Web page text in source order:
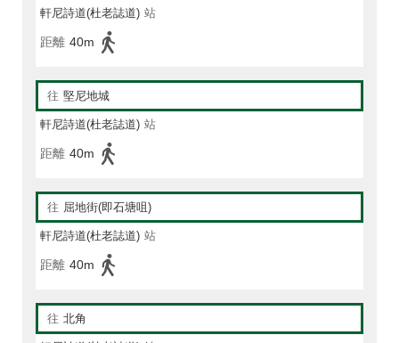
軒尼詩道(杜老誌道) 站
距離 40m
往 堅尼地城
軒尼詩道(杜老誌道) 站
距離 40m
往 屈地街(即石塘咀)
軒尼詩道(杜老誌道) 站
距離 40m
往 北角